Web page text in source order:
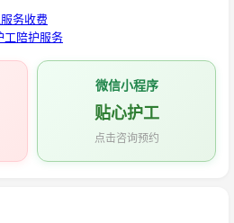
务收费
工陪护服务
微信小程序
贴心护工
点击咨询预约